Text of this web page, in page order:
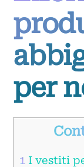
per
1 I vestiti